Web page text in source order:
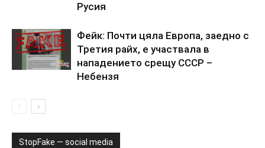
Русия
Фейк: Почти цяла Европа, заедно с
Третия райх, е участвала в
нападението срещу СССР –
Небензя
StopFake — social media